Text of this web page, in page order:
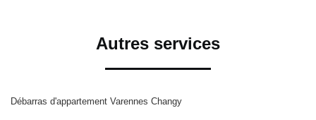
Autres services
Débarras d'appartement Varennes Changy